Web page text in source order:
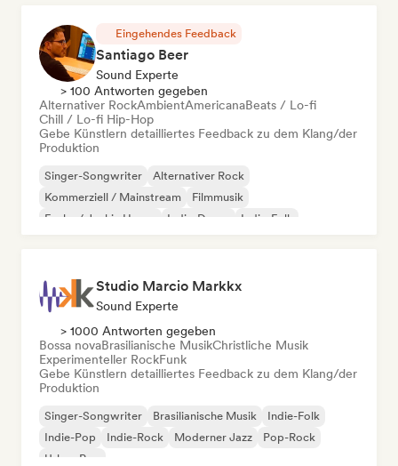
Eingehendes Feedback
Santiago Beer
Sound Experte
> 100 Antworten gegeben
Alternativer RockAmbientAmericanaBeats / Lo-fi
Chill / Lo-fi Hip-Hop
Gebe Künstlern detailliertes Feedback zu dem Klang/der
Produktion
Singer-Songwriter
Alternativer Rock
Kommerziell / Mainstream
Filmmusik
Funky / Jackin House
Indie-Dance
Indie-Folk
Studio Marcio Markkx
Sound Experte
> 1000 Antworten gegeben
Bossa novaBrasilianische MusikChristliche Musik
Experimenteller RockFunk
Gebe Künstlern detailliertes Feedback zu dem Klang/der
Produktion
Singer-Songwriter Brasilianische Musik
Indie-Folk
Indie-Pop
Indie-Rock Moderner Jazz
Pop-Rock
Urban Pop